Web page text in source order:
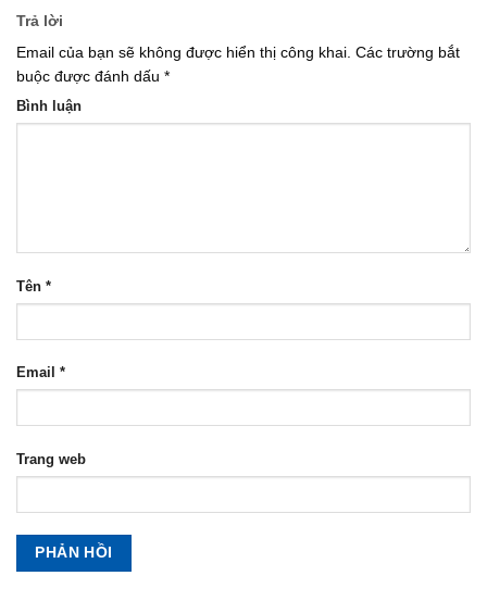
Trả lời
Email của bạn sẽ không được hiển thị công khai. Các trường bắt
buộc được đánh dấu *
Bình luận
Tên *
Email *
Trang web